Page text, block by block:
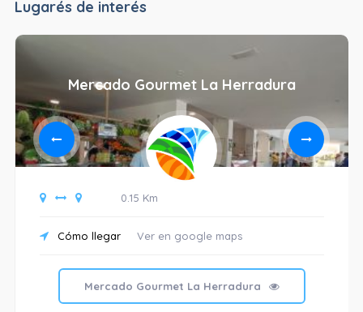
Lugarés de interés
Mercado Gourmet La Herradura
0.15 Km
Cómo llegar Ver en google maps
Mercado Gourmet La Herradura